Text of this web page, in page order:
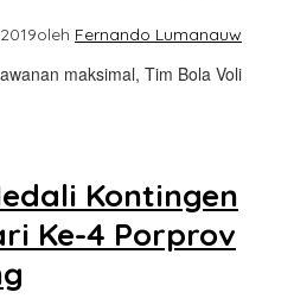
oleh Fernando Lumanauw
maksimal, Tim Bola Voli
Kontingen
Ke-4 Porprov